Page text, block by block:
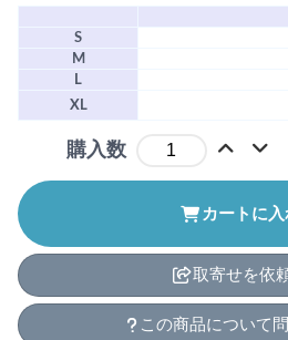
S
M
L
XL
購入数
カートに入
取寄せを依
この商品について